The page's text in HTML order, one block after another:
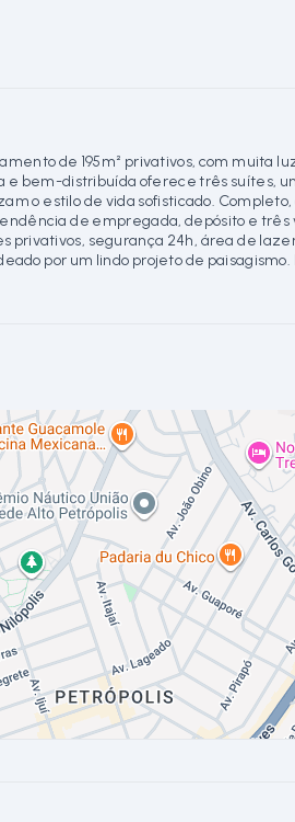
de 195m² privativos, com muita
e bem-distribuída oferece três suítes,
o estilo de vida sofisticado. Completo,
de empregada, depósito e três
privativos, segurança 24h, área de
por um lindo projeto de paisagismo.